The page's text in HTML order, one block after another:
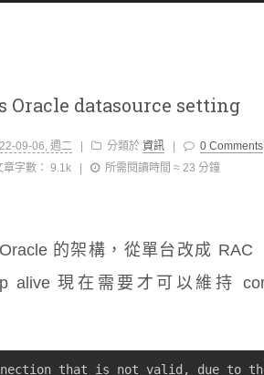
Oracle datasource setting
09-06, 週二 分類於 資訊
0 Comments
章字數： 9.1k 所需閱讀時間 ≈ 23 分鐘
的架構，從單台改成 RAC
alive 現在需要才可以維持